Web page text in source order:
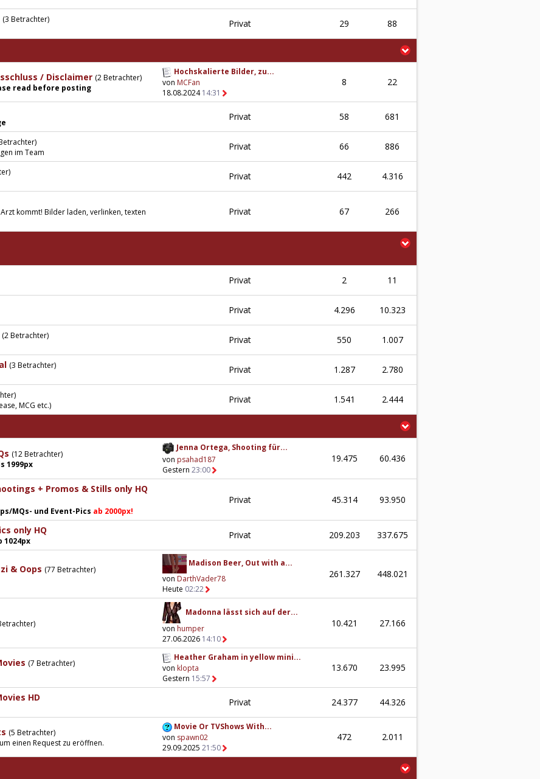
(3 Betrachter)
Privat 29 88
/ Disclaimer (2 Betrachter)
read before posting
Hochskalierte Bilder, zu...
von MCFan
18.08.202414:31
8 22
Privat 58 681
im Team
Privat 66 886
Privat 442 4.316
kommt! Bilder laden, verlinken, texten
Privat 67 266
Privat 2 11
Privat 4.296 10.323
(2 Betrachter)
Privat 550 1.007
(3 Betrachter)
Privat 1.287 2.780
MCG etc.)
Privat 1.541 2.444
(12 Betrachter)
1999px
Jenna Ortega, Shooting für...
von psahad187
Gestern 23:00
19.475 60.436
+ Promos & Stills only HQ
MQs- und Event-Pics ab 2000px!
Privat 45.314 93.950
only HQ
1024px
Privat 209.203 337.675
& Oops (77 Betrachter)
Madison Beer, Out with a...
von DarthVader78
Heute 02:22
261.327 448.021
Madonna lässt sich auf der...
von humper
27.06.2026 14:10
10.421 27.166
(7 Betrachter)
Heather Graham in yellow mini...
von klopta
Gestern 15:57
13.670 23.995
HD Privat 24.377 44.326
(5 Betrachter)
einen Request zu eröffnen.
Movie Or TVShows With...
von spawn02
29.09.2025 21:50
472 2.011